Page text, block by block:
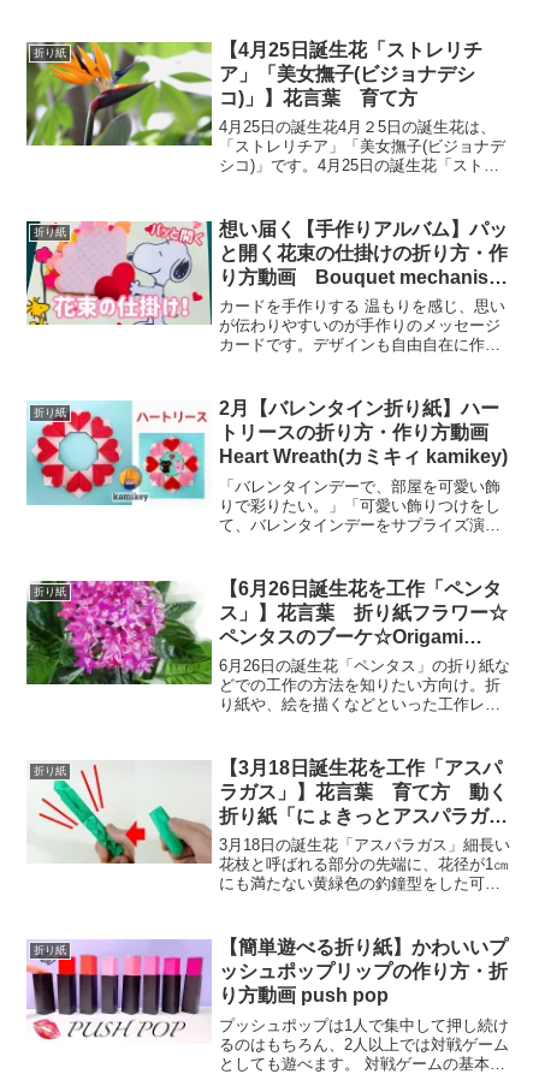
折り紙
【4月25日誕生花「ストレリチ
ア」「美女撫子(ビジョナデシ
コ)」】花言葉 育て方
4月25日の誕生花4月２5日の誕生花は、
「ストレリチア」「美女撫子(ビジョナデ
シコ)」です。4月25日の誕生花「ストレ
姿が極楽鳥のように見えることから「極
楽鳥花」とも呼...
折り紙
想い届く【手作りアルバム】パッ
と開く花束の仕掛けの折り方・作
り方動画 Bouquet mechanism
that pops open
カードを手作りする 温もりを感じ、思い
が伝わりやすいのが手作りのメッセージ
カードです。デザインも自由自在に作っ
を贈ることができます。関係が親密な相
手や、特に普段から感謝...
折り紙
2月【バレンタイン折り紙】ハー
トリースの折り方・作り方動画
Heart Wreath(カミキィ kamikey)
「バレンタインデーで、部屋を可愛い飾
りで彩りたい。」「可愛い飾りつけをし
て、バレンタインデーをサプライズ演出
考に作ることで、バレンタインデーを迎
えるにあたって、可愛くお部...
折り紙
【6月26日誕生花を工作「ペンタ
ス」】花言葉 折り紙フラワー☆
ペンタスのブーケ☆Origami
flower Pentas bouquet
6月26日の誕生花「ペンタス」の折り紙な
どでの工作の方法を知りたい方向け。折
り紙や、絵を描くなどといった工作レク
物ばかりで、バリエーションに困ってい
ませんか？そんな中で...
折り紙
【3月18日誕生花を工作「アスパ
ラガス」】花言葉 育て方 動く
折り紙「にょきっとアスパラガ
ス」Action Origami “Growing
Up Asparagus”
3月18日の誕生花「アスパラガス」細長い
花枝と呼ばれる部分の先端に、花径が1㎝
にも満たない黄緑色の釣鐘型をした可愛
株にそれぞれ花が咲く特徴があります。
雄花は雄しべが目...
折り紙
【簡単遊べる折り紙】かわいいプ
ッシュポップリップの作り方・折
り方動画 push pop
プッシュポップは1人で集中して押し続け
るのはもちろん、2人以上では対戦ゲーム
としても遊べます。 対戦ゲームの基本